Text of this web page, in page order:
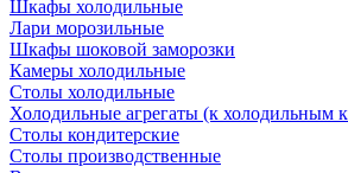
Шкафы холодильные
Лари морозильные
Шкафы шоковой заморозки
Камеры холодильные
Столы холодильные
Холодильные агрегаты (к холодильным
Столы кондитерские
Столы производственные